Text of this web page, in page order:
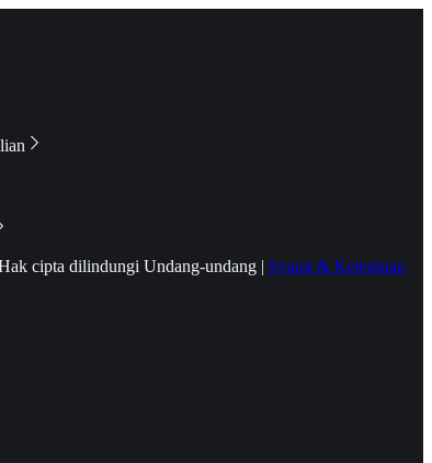
cipta dilindungi Undang-undang | Syarat & Ketentuan